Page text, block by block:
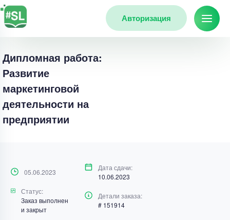
Авторизация
Дипломная работа:
Развитие
маркетинговой
деятельности на
предприятии
05.06.2023
Дата сдачи:
10.06.2023
Статус:
Заказ выполнен
и закрыт
Детали заказа:
# 151914